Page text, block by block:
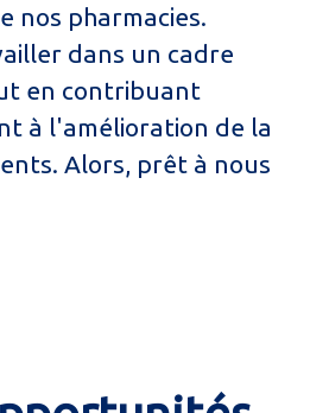
nos pharmacies.
dans un cadre
en contribuant
à l'amélioration de la
Alors, prêt à nous